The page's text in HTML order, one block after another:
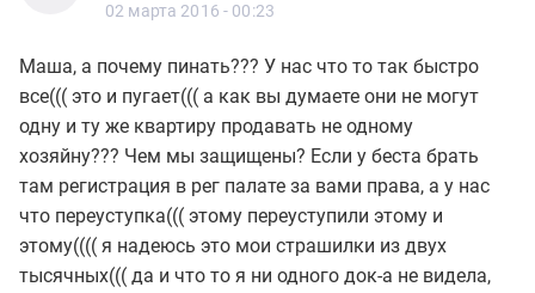
02 марта 2016 - 00:23
Маша, а почему пинать??? У нас что то так быстро
все((( это и пугает((( а как вы думаете они не могут
одну и ту же квартиру продавать не одному
хозяйну??? Чем мы защищены? Если у беста брать
там регистрация в рег палате за вами права, а у нас
что переуступка((( этому переуступили этому и
этому(((( я надеюсь это мои страшилки из двух
тысячных((( да и что то я ни одного док-а не видела,